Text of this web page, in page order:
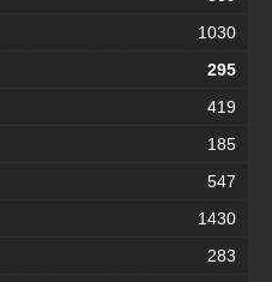
1030
295
419
185
547
1430
283